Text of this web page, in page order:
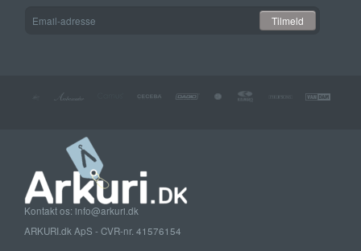
adresse
Tilmeld
Kontakt os: info@arkuri.dk
ARKURI.dk ApS - CVR-nr. 41576154